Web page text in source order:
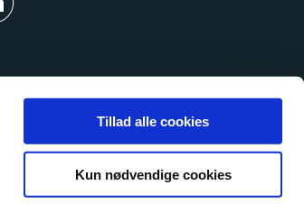
Tillad alle cookies
Kun nødvendige cookies